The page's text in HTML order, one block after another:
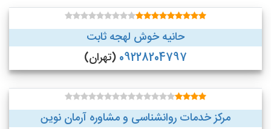
حانیه خوش لهجه ثابت
09228204797 (تهران)
مرکز خدمات روانشناسی و مشاوره آرمان نوین